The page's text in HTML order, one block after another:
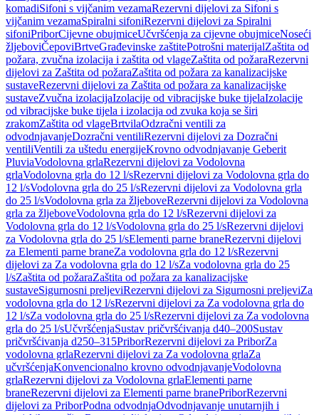
komadiSifoni s vijčanim vezamaRezervni dijelovi za Sifoni s
vijčanim vezamaSpiralni sifoniRezervni dijelovi za Spiralni
sifoniPriborCijevne obujmiceUčvršćenja za cijevne obujmiceNoseći
žljeboviČepoviBrtveGrađevinske zaštitePotrošni materijalZaštita od
požara, zvučna izolacija i zaštita od vlageZaštita od požaraRezervni
dijelovi za Zaštita od požaraZaštita od požara za kanalizacijske
sustaveRezervni dijelovi za Zaštita od požara za kanalizacijske
sustaveZvučna izolacijaIzolacije od vibracijske buke tijelaIzolacije
od vibracijske buke tijela i izolacija od zvuka koja se širi
zrakomZaštita od vlageBrtvilaOdzračni ventili za
odvodnjavanjeDozračni ventiliRezervni dijelovi za Dozračni
ventiliVentili za uštedu energijeKrovno odvodnjavanje Geberit
PluviaVodolovna grlaRezervni dijelovi za Vodolovna
grlaVodolovna grla do 12 l/sRezervni dijelovi za Vodolovna grla do
12 l/sVodolovna grla do 25 l/sRezervni dijelovi za Vodolovna grla
do 25 l/sVodolovna grla za žljeboveRezervni dijelovi za Vodolovna
grla za žljeboveVodolovna grla do 12 l/sRezervni dijelovi za
Vodolovna grla do 12 l/sVodolovna grla do 25 l/sRezervni dijelovi
za Vodolovna grla do 25 l/sElementi parne braneRezervni dijelovi
za Elementi parne braneZa vodolovna grla do 12 l/sRezervni
dijelovi za Za vodolovna grla do 12 l/sZa vodolovna grla do 25
l/sZaštita od požaraZaštita od požara za kanalizacijske
sustaveSigurnosni preljeviRezervni dijelovi za Sigurnosni preljeviZa
vodolovna grla do 12 l/sRezervni dijelovi za Za vodolovna grla do
12 l/sZa vodolovna grla do 25 l/sRezervni dijelovi za Za vodolovna
grla do 25 l/sUčvršćenjaSustav pričvršćivanja d40–200Sustav
pričvršćivanja d250–315PriborRezervni dijelovi za PriborZa
vodolovna grlaRezervni dijelovi za Za vodolovna grlaZa
učvršćenjaKonvencionalno krovno odvodnjavanjeVodolovna
grlaRezervni dijelovi za Vodolovna grlaElementi parne
braneRezervni dijelovi za Elementi parne branePriborRezervni
dijelovi za PriborPodna odvodnjaOdvodnjavanje unutarnjih i